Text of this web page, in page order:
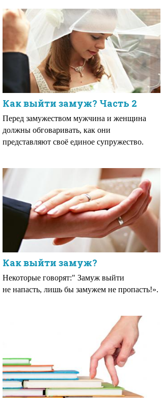
Как выйти замуж? Часть 2
Перед замужеством мужчина и женщина
должны обговаривать, как они
представляют своё единое супружество.
Как выйти замуж?
Некоторые говорят:" Замуж выйти
не напасть, лишь бы замужем не пропасть!».